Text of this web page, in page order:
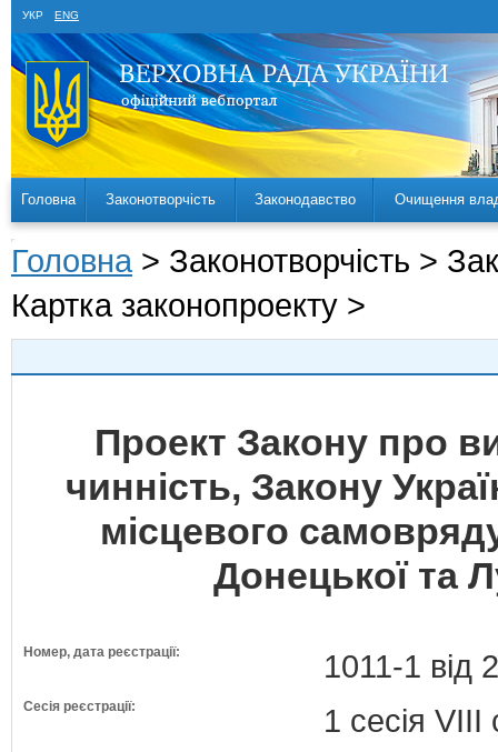
УКР ENG
Головна Законотворчість Законодавство Очищення
Головна > Законотворчість >
Картка законопроекту >
Проект Закону про
чинність, Закону
місцевого
Донецької та
Номер, дата реєстрації: 1011-1 від
Сесія реєстрації: 1 сесія VIII